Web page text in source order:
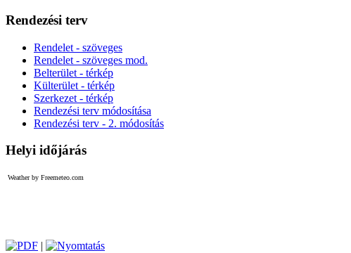
Rendezési terv
Rendelet - szöveges
Rendelet - szöveges mod.
Belterület - térkép
Külterület - térkép
Szerkezet - térkép
Rendezési terv módosítása
Rendezési terv - 2. módosítás
Helyi időjárás
Weather by Freemeteo.com
|